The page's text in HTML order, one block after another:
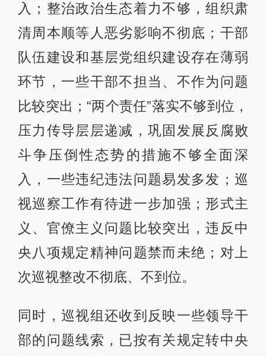
入；整治政治生态着力不够，组织肃
清周本顺等人恶劣影响不彻底；干部
队伍建设和基层党组织建设存在薄弱
环节，一些干部不担当、不作为问题
比较突出；“两个责任”落实不够到位，
压力传导层层递减，巩固发展反腐败
斗争压倒性态势的措施不够全面深
入，一些违纪违法问题易发多发；巡
视巡察工作有待进一步加强；形式主
义、官僚主义问题比较突出，违反中
央八项规定精神问题禁而未绝；对上
次巡视整改不彻底、不到位。
同时，巡视组还收到反映一些领导干
部的问题线索，已按有关规定转中央